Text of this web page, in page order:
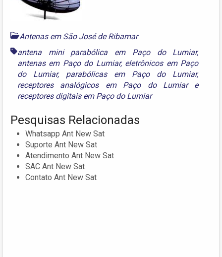
Antenas em São José de Ribamar
antena mini parabólica em Paço do Lumiar,
antenas em Paço do Lumiar, eletrônicos em Paço
do Lumiar, parabólicas em Paço do Lumiar,
receptores analógicos em Paço do Lumiare
receptores digitais em Paço do Lumiar
Pesquisas Relacionadas
Whatsapp Ant New Sat
Suporte Ant New Sat
Atendimento Ant New Sat
SAC Ant New Sat
Contato Ant New Sat